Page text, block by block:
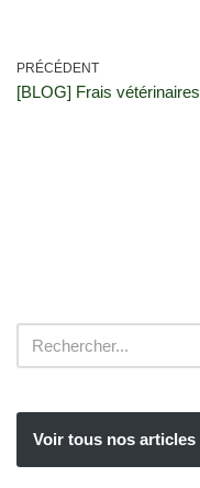
PRÉCÉDENT
[BLOG] Frais vétérinaires
Voir tous nos articles